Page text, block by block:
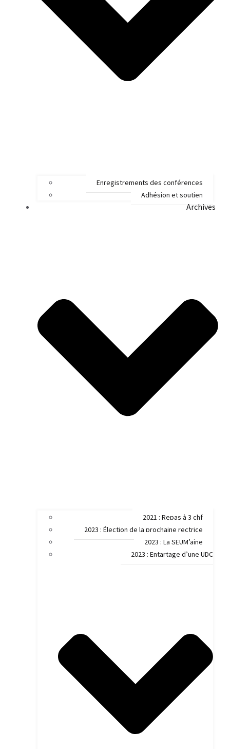
Enregistrements des conférences
Adhésion et soutien
Archives
2021 : Repas à 3 chf
2023 : Élection de la prochaine rectrice
2023 : La SEUM’aine
2023 : Entartage d’une UDC